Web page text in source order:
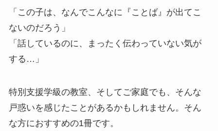
「この子は、なんでこんなに『ことば』が出てこ
ないのだろう」
「話しているのに、まったく伝わっていない気が
する…」
特別支援学級の教室、そしてご家庭でも、そんな
戸惑いを感じたことがあるかもしれません。そん
な方におすすめの1冊です。